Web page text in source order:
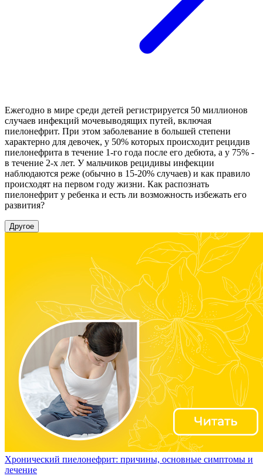
Ежегодно в мире среди детей регистрируется 50 миллионов
случаев инфекций мочевыводящих путей, включая
пиелонефрит. При этом заболевание в большей степени
характерно для девочек, у 50% которых происходит рецидив
пиелонефрита в течение 1-го года после его дебюта, а у 75% -
в течение 2-х лет. У мальчиков рецидивы инфекции
наблюдаются реже (обычно в 15-20% случаев) и как правило
происходят на первом году жизни. Как распознать
пиелонефрит у ребенка и есть ли возможность избежать его
развития?
Другое
Хронический пиелонефрит: причины, основные симптомы и
лечение